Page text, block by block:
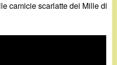
camicie scarlatte dei Mille di